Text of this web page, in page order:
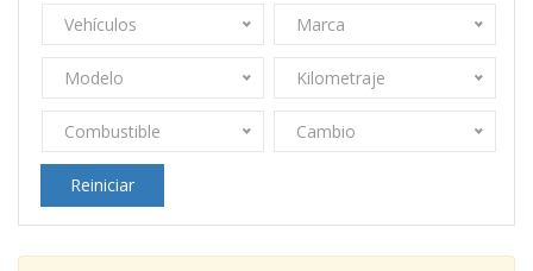
Vehículos Marca
Modelo Kilometraje
Combustible Cambio
Reiniciar